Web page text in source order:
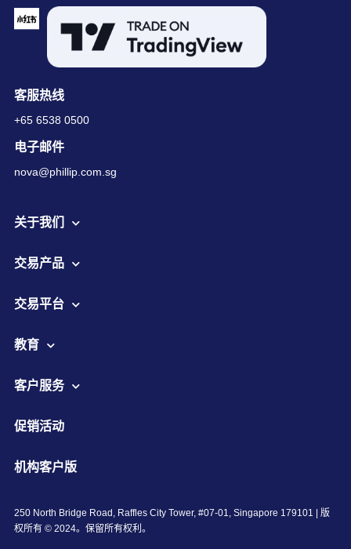
客服热线
+65 6538 0500
电子邮件
nova@phillip.com.sg
关于我们
交易产品
交易平台
教育
客户服务
促销活动
机构客户版
250 North Bridge Road, Raffles City Tower, #07-01, Singapore 179101 | 版
权所有 © 2024。保留所有权利。